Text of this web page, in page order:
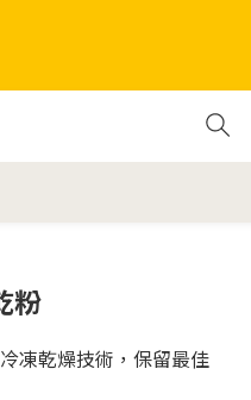
粉
凍乾燥技術，保留最佳